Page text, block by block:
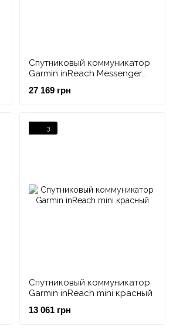
Спутниковый коммуникатор
Garmin inReach Messenger
отправки фото и голосовых
27 169 грн
3
Спутниковый коммуникатор
Garmin inReach mini красный
13 061 грн